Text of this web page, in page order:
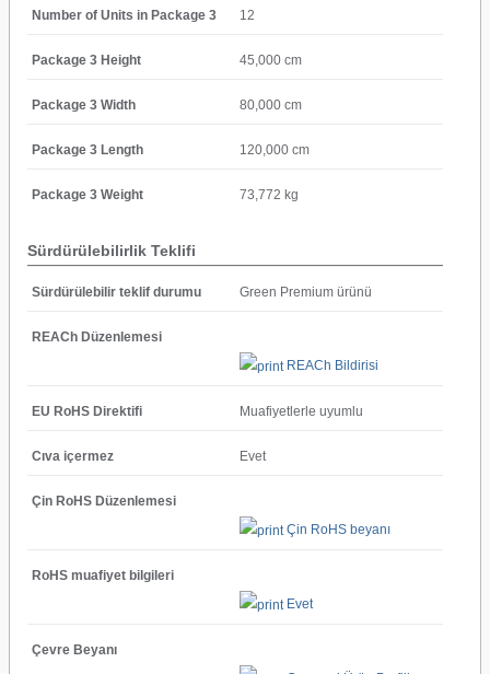
Number of Units in Package 3 12
Package 3 Height 45,000 cm
Package 3 Width 80,000 cm
Package 3 Length 120,000 cm
Package 3 Weight 73,772 kg
Sürdürülebilirlik Teklifi
Sürdürülebilir teklif durumu Green Premium ürünü
REACh Düzenlemesi
REACh Bildirisi
EU RoHS Direktifi Muafiyetlerle uyumlu
Cıva içermez Evet
Çin RoHS Düzenlemesi
Çin RoHS beyanı
RoHS muafiyet bilgileri
Evet
Çevre Beyanı